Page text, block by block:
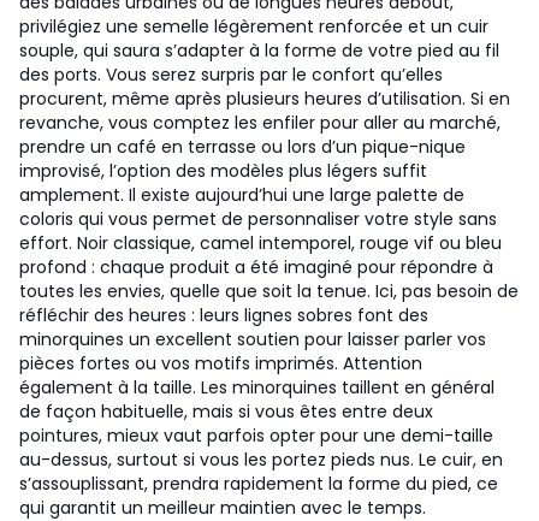
privilégiez une semelle légèrement renforcée et un cuir
souple, qui saura s’adapter à la forme de votre pied au fil
des ports. Vous serez surpris par le confort qu’elles
procurent, même après plusieurs heures d’utilisation. Si en
revanche, vous comptez les enfiler pour aller au marché,
prendre un café en terrasse ou lors d’un pique-nique
improvisé, l’option des modèles plus légers suffit
amplement. Il existe aujourd’hui une large palette de
coloris qui vous permet de personnaliser votre style sans
effort. Noir classique, camel intemporel, rouge vif ou bleu
profond : chaque produit a été imaginé pour répondre à
toutes les envies, quelle que soit la tenue. Ici, pas besoin de
réfléchir des heures : leurs lignes sobres font des
minorquines un excellent soutien pour laisser parler vos
pièces fortes ou vos motifs imprimés. Attention
également à la taille. Les minorquines taillent en général
de façon habituelle, mais si vous êtes entre deux
pointures, mieux vaut parfois opter pour une demi-taille
au-dessus, surtout si vous les portez pieds nus. Le cuir, en
s’assouplissant, prendra rapidement la forme du pied, ce
qui garantit un meilleur maintien avec le temps.